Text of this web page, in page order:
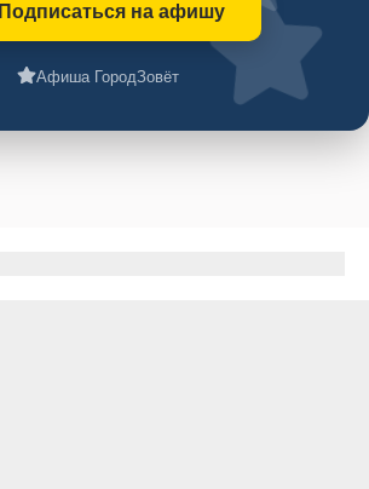
Подписаться на афишу
Афиша ГородЗовёт